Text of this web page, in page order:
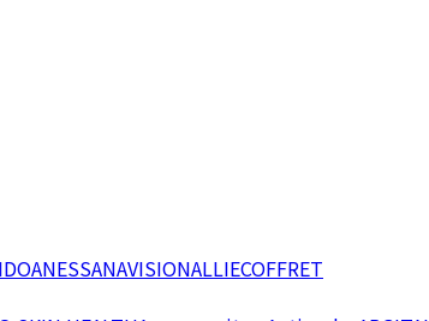
ANESSANAVISIONALLIECOFFRET